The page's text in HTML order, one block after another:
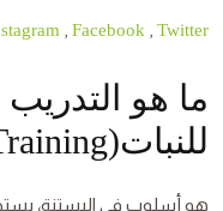
Facebook Twitter
ما هو
للنباتLST (Low-Stress Training):
هو أسلوب في البستنة،